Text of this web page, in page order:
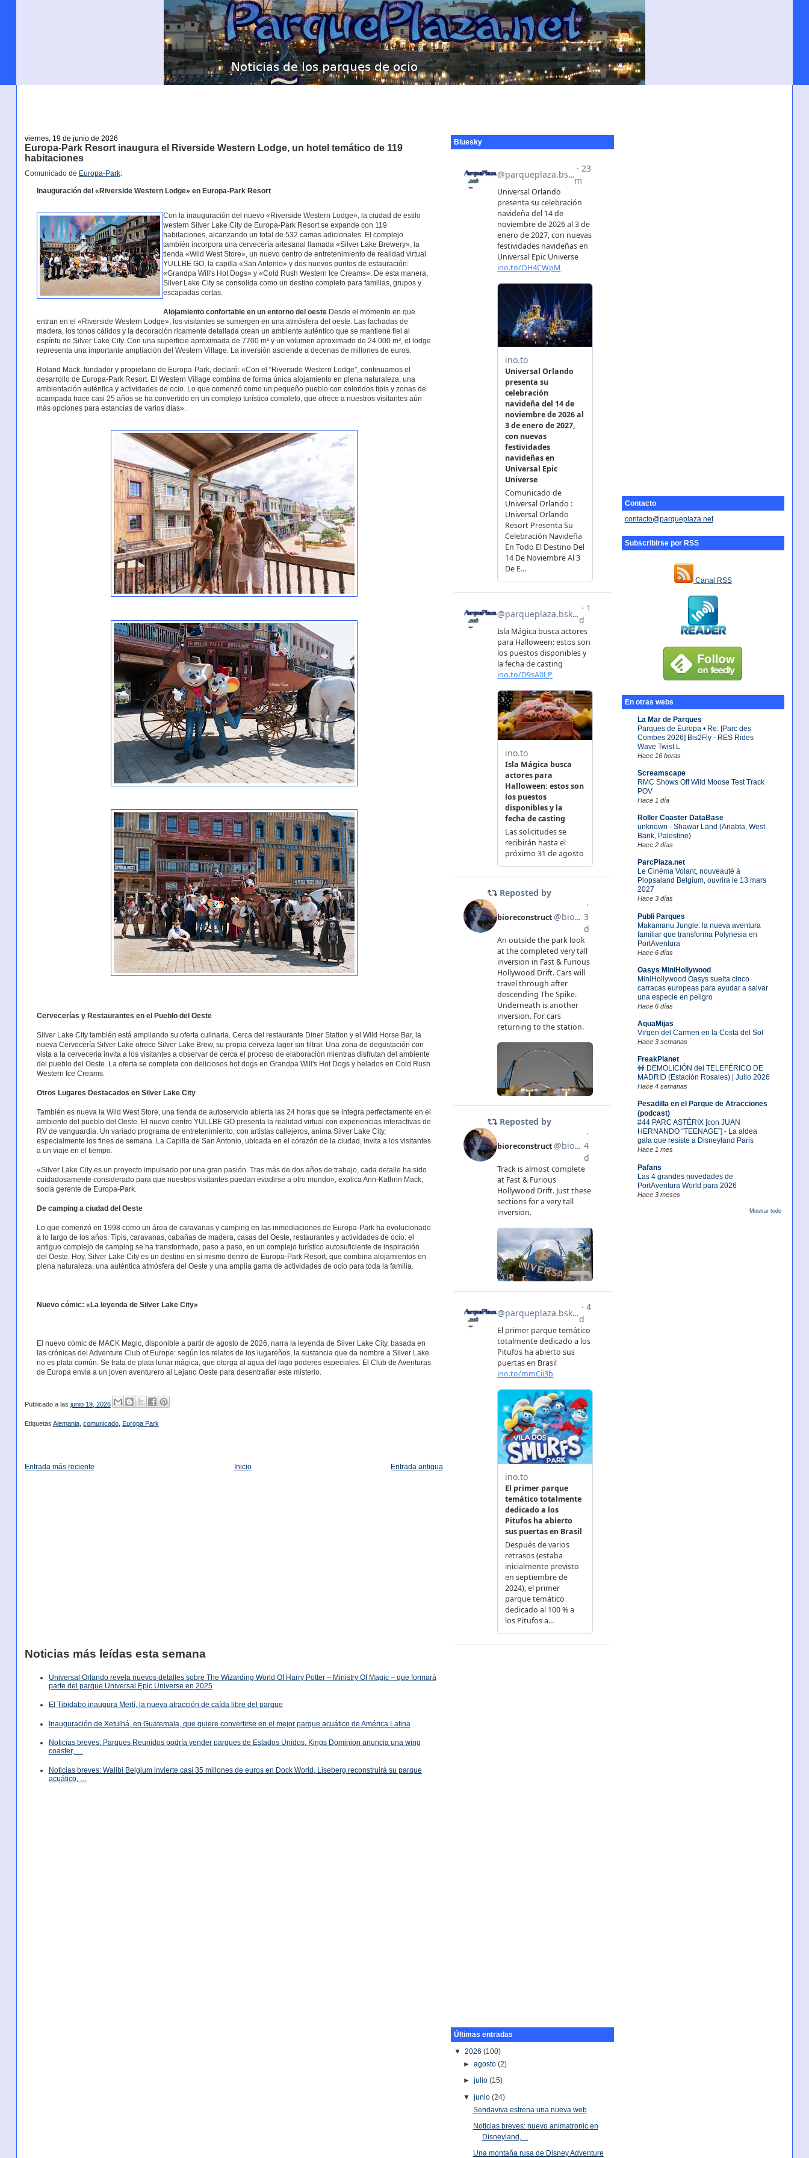
Contacto
contacto@parqueplaza.net
Subscribirse por RSS
Canal RSS
En otras webs
La Mar de Parques
Parques de Europa • Re: [Parc des
Combes 2026] Bis2Fly - RES Rides
Wave Twist L
Hace 16 horas
Screamscape
RMC Shows Off Wild Moose Test Track
POV
Hace 1 día
Roller Coaster DataBase
unknown - Shawar Land (Anabta, West
Bank, Palestine)
Hace 2 días
ParcPlaza.net
Le Cinéma Volant, nouveauté à
Plopsaland Belgium, ouvrira le 13 mars
2027
Hace 3 días
Publi Parques
Makamanu Jungle: la nueva aventura
familiar que transforma Polynesia en
PortAventura
Hace 6 días
Oasys MiniHollywood
MiniHollywood Oasys suelta cinco
carracas europeas para ayudar a salvar
una especie en peligro
Hace 6 días
AquaMijas
Virgen del Carmen en la Costa del Sol
Hace 3 semanas
FreakPlanet
🚧 DEMOLICIÓN del TELEFÉRICO DE
MADRID (Estación Rosales) | Julio 2026
Hace 4 semanas
Pesadilla en el Parque de Atracciones
(podcast)
#44 PARC ASTÉRIX [con JUAN
HERNANDO “TEENAGE”] - La aldea
gala que resiste a Disneyland Paris
Hace 1 mes
Pafans
Las 4 grandes novedades de
PortAventura World para 2026
Hace 3 meses
Mostrar todo
viernes, 19 de junio de 2026
Europa-Park Resort inaugura el Riverside Western Lodge, un hotel temático de 119
habitaciones
Comunicado de Europa-Park:
Inauguración del «Riverside Western Lodge» en Europa-Park Resort
Con la inauguración del nuevo «Riverside Western Lodge», la ciudad de estilo
western Silver Lake City de Europa-Park Resort se expande con 119
habitaciones, alcanzando un total de 532 camas adicionales. El complejo
también incorpora una cervecería artesanal llamada «Silver Lake Brewery», la
tienda «Wild West Store», un nuevo centro de entretenimiento de realidad virtual
YULLBE GO, la capilla «San Antonio» y dos nuevos puntos de estauración:
«Grandpa Will's Hot Dogs» y «Cold Rush Western Ice Creams». De esta manera,
Silver Lake City se consolida como un destino completo para familias, grupos y
escapadas cortas.
Alojamiento confortable en un entorno del oesteDesde el momento en que
entran en el «Riverside Western Lodge», los visitantes se sumergen en una atmósfera del oeste. Las fachadas de
madera, los tonos cálidos y la decoración ricamente detallada crean un ambiente auténtico que se mantiene fiel al
espíritu de Silver Lake City. Con una superficie aproximada de 7700 m² y un volumen aproximado de 24 000 m³, el lodge
representa una importante ampliación del Western Village. La inversión asciende a decenas de millones de euros.
Roland Mack, fundador y propietario de Europa-Park, declaró: «Con el “Riverside Western Lodge”, continuamos el
desarrollo de Europa-Park Resort. El Western Village combina de forma única alojamiento en plena naturaleza, una
ambientación auténtica y actividades de ocio. Lo que comenzó como un pequeño pueblo con coloridos tipis y zonas de
acampada hace casi 25 años se ha convertido en un complejo turístico completo, que ofrece a nuestros visitantes aún
más opciones para estancias de varios días».
Cervecerías y Restaurantes en el Pueblo del Oeste
Silver Lake City también está ampliando su oferta culinaria. Cerca del restaurante Diner Station y el Wild Horse Bar, la
nueva Cervecería Silver Lake ofrece Silver Lake Brew, su propia cerveza lager sin filtrar. Una zona de degustación con
vista a la cervecería invita a los visitantes a observar de cerca el proceso de elaboración mientras disfrutan del ambiente
del pueblo del Oeste. La oferta se completa con deliciosos hot dogs en Grandpa Will's Hot Dogs y helados en Cold Rush
Western Ice Creams.
Otros Lugares Destacados en Silver Lake City
También es nueva la Wild West Store, una tienda de autoservicio abierta las 24 horas que se integra perfectamente en el
ambiente del pueblo del Oeste. El nuevo centro YULLBE GO presenta la realidad virtual con experiencias interactivas de
RV de vanguardia. Un variado programa de entretenimiento, con artistas callejeros, anima Silver Lake City,
especialmente los fines de semana. La Capilla de San Antonio, ubicada en el corazón de la ciudad, invita a los visitantes
a un viaje en el tiempo.
«Silver Lake City es un proyecto impulsado por una gran pasión. Tras más de dos años de trabajo, cada detalle ha sido
cuidadosamente considerado para que nuestros visitantes puedan evadirse a otro mundo», explica Ann-Kathrin Mack,
socia gerente de Europa-Park.
De camping a ciudad del Oeste
Lo que comenzó en 1998 como un área de caravanas y camping en las inmediaciones de Europa-Park ha evolucionado
a lo largo de los años. Tipis, caravanas, cabañas de madera, casas del Oeste, restaurantes y actividades de ocio: el
antiguo complejo de camping se ha transformado, paso a paso, en un complejo turístico autosuficiente de inspiración
del Oeste. Hoy, Silver Lake City es un destino en sí mismo dentro de Europa-Park Resort, que combina alojamientos en
plena naturaleza, una auténtica atmósfera del Oeste y una amplia gama de actividades de ocio para toda la familia.
Nuevo cómic: «La leyenda de Silver Lake City»
El nuevo cómic de MACK Magic, disponible a partir de agosto de 2026, narra la leyenda de Silver Lake City, basada en
las crónicas del Adventure Club of Europe: según los relatos de los lugareños, la sustancia que da nombre a Silver Lake
no es plata común. Se trata de plata lunar mágica, que otorga al agua del lago poderes especiales. El Club de Aventuras
de Europa envía a un joven aventurero al Lejano Oeste para desentrañar este misterio.
Publicado a las junio 19, 2026
Etiquetas Alemania, comunicado, Europa Park
Entrada más reciente Entrada antigua
Inicio
Noticias más leídas esta semana
Universal Orlando revela nuevos detalles sobre The Wizarding World Of Harry Potter – Ministry Of Magic – que formará
parte del parque Universal Epic Universe en 2025
El Tibidabo inaugura Merlí, la nueva atracción de caída libre del parque
Inauguración de Xetulhá, en Guatemala, que quiere convertirse en el mejor parque acuático de América Latina
Noticias breves: Parques Reunidos podría vender parques de Estados Unidos, Kings Dominion anuncia una wing
coaster, …
Noticias breves: Walibi Belgium invierte casi 35 millones de euros en Dock World, Liseberg reconstruirá su parque
acuático, …
Bluesky
Últimas entradas
▼2026(100)
►agosto(2)
►julio(15)
▼junio(24)
Sendaviva estrena una nueva web
Noticias breves: nuevo animatronic en
Disneyland, ...
Una montaña rusa de Disney Adventure